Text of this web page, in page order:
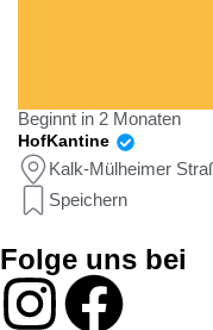
Beginnt in 2 Monaten
HofKantine
Kalk-Mülheimer
Speichern
Folge uns bei